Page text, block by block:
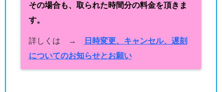
その場合も、取られた時間分の料金を頂きま
す。
詳しくは →
日時変更、キャンセル、遅刻
についてのお知らせとお願い